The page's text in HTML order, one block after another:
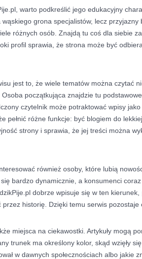
warto podkreślić jego edukacyjny
grona specjalistów, lecz przyjazny
różnych osób. Znajdą tu coś dla siebie
profil sprawia, że strona może być
jest to, że wiele tematów można czytać
początkująca znajdzie tu
czytelnik może potraktować wpisy
pełnić różne funkcje: być blogiem do
strony i sprawia, że jej treści można
również osoby, które lubią
bardzo dynamicznie, a konsumenci
dobrze wpisuje się w ten
przez historię. Dzięki temu serwis
miejsca na ciekawostki. Artykuły mogą
trunek ma określony kolor, skąd wzięły
w dawnych społecznościach albo jakie